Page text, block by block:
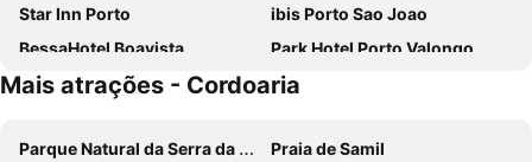
Star Inn Porto
ibis Porto Sao Joao
BessaHotel Boavista
Park Hotel Porto Valongo
HF Ipanema Park
Stay Hotel Porto Aeroporto
Novotel Porto Gaia
Acta The Avenue
Mais atrações - Cordoaria
Parque Natural da Serra da Estrela
Praia de Samil